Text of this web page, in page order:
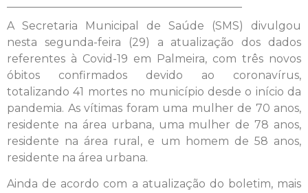
A Secretaria Municipal de Saúde (SMS) divulgou
nesta segunda-feira (29) a atualização dos dados
referentes à Covid-19 em Palmeira, com três novos
óbitos confirmados devido ao coronavírus,
totalizando 41 mortes no município desde o início da
pandemia. As vítimas foram uma mulher de 70 anos,
residente na área urbana, uma mulher de 78 anos,
residente na área rural, e um homem de 58 anos,
residente na área urbana.
Ainda de acordo com a atualização do boletim, mais